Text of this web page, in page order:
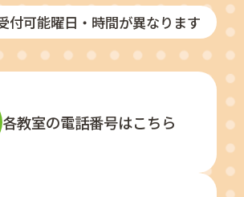
付可能曜日・時間が異なります
各教室の電話番号はこちら